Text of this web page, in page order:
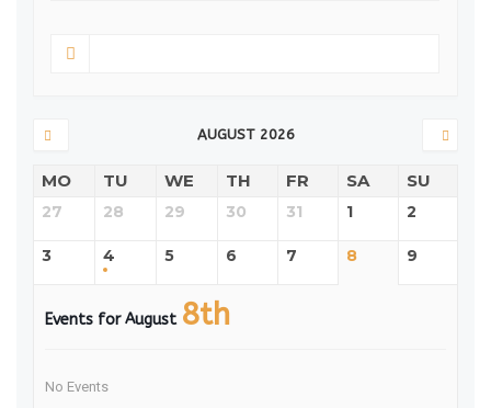
AUGUST 2026
MO TU WE TH FR SA SU
27 28 29 30 31 1 2
3 4 5 6 7 8 9
Events for August 8th
No Events